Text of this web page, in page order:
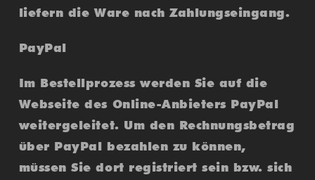
liefern die Ware nach Zahlungseingang.
PayPal
Im Bestellprozess werden Sie auf die
Webseite des Online-Anbieters PayPal
weitergeleitet. Um den Rechnungsbetrag
über PayPal bezahlen zu können,
müssen Sie dort registriert sein bzw. sich